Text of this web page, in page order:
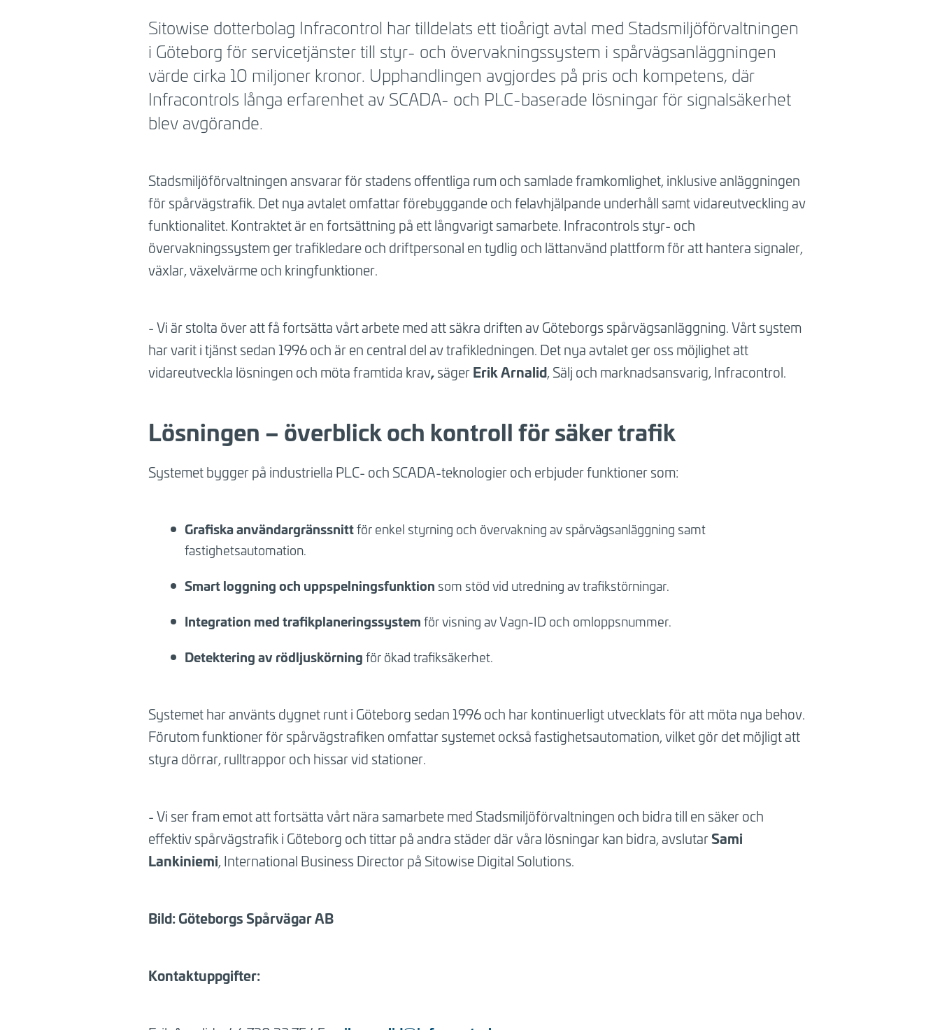
Sitowise dotterbolag Infracontrol har tilldelats ett tioårigt avtal med Stadsmiljöförvaltningen
i Göteborg för servicetjänster till styr- och övervakningssystem i spårvägsanläggningen
värde cirka 10 miljoner kronor. Upphandlingen avgjordes på pris och kompetens, där
Infracontrols långa erfarenhet av SCADA- och PLC-baserade lösningar för signalsäkerhet
blev avgörande.
Stadsmiljöförvaltningen ansvarar för stadens offentliga rum och samlade framkomlighet, inklusive anläggningen
för spårvägstrafik. Det nya avtalet omfattar förebyggande och felavhjälpande underhåll samt vidareutveckling av
funktionalitet. Kontraktet är en fortsättning på ett långvarigt samarbete. Infracontrols styr- och
övervakningssystem ger trafikledare och driftpersonal en tydlig och lättanvänd plattform för att hantera signaler,
växlar, växelvärme och kringfunktioner.
- Vi är stolta över att få fortsätta vårt arbete med att säkra driften av Göteborgs spårvägsanläggning. Vårt system
har varit i tjänst sedan 1996 och är en central del av trafikledningen. Det nya avtalet ger oss möjlighet att
vidareutveckla lösningen och möta framtida krav,sägerErik Arnalid, Sälj och marknadsansvarig, Infracontrol.
Lösningen – överblick och kontroll för säker trafik
Systemet bygger på industriella PLC- och SCADA-teknologier och erbjuder funktioner som:
Grafiska användargränssnittför enkel styrning och övervakning av spårvägsanläggning samt
fastighetsautomation.
Smart loggning och uppspelningsfunktion som stöd vid utredning av trafikstörningar.
Integration med trafikplaneringssystem för visning av Vagn-ID och omloppsnummer.
Detektering av rödljuskörning för ökad trafiksäkerhet.
Systemet har använts dygnet runt i Göteborg sedan 1996 och har kontinuerligt utvecklats för att möta nya behov.
Förutom funktioner för spårvägstrafiken omfattar systemet också fastighetsautomation, vilket gör det möjligt att
styra dörrar, rulltrappor och hissar vid stationer.
- Vi ser fram emot att fortsätta vårt nära samarbete med Stadsmiljöförvaltningen och bidra till en säker och
effektiv spårvägstrafik i Göteborg och tittar på andra städer där våra lösningar kan bidra, avslutarSami
Lankiniemi, International Business Director på Sitowise Digital Solutions.
Bild:Göteborgs Spårvägar AB
Kontaktuppgifter: